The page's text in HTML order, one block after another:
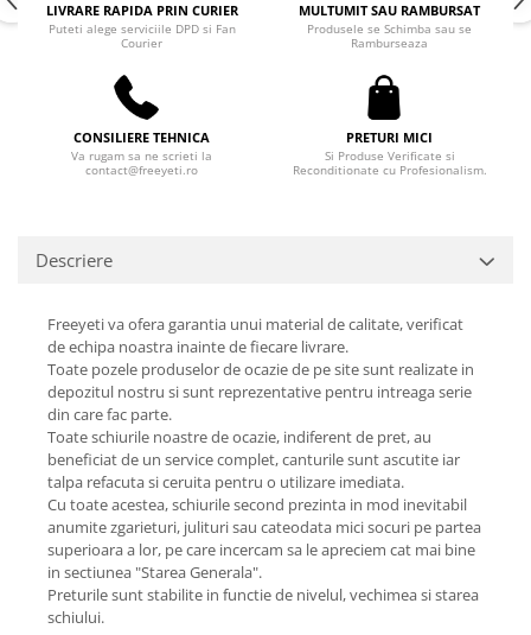
LIVRARE RAPIDA PRIN CURIER
Puteti alege serviciile DPD si Fan
Courier
MULTUMIT SAU RAMBURSAT
Produsele se Schimba sau se
Ramburseaza
CONSILIERE TEHNICA
Va rugam sa ne scrieti la
contact@freeyeti.ro
PRETURI MICI
Si Produse Verificate si
Reconditionate cu Profesionalism.
Descriere
Freeyeti va ofera garantia unui material de calitate, verificat
de echipa noastra inainte de fiecare livrare.
Toate pozele produselor de ocazie de pe site sunt realizate in
depozitul nostru si sunt reprezentative pentru intreaga serie
din care fac parte.
Toate schiurile noastre de ocazie, indiferent de pret, au
beneficiat de un service complet, canturile sunt ascutite iar
talpa refacuta si ceruita pentru o utilizare imediata.
Cu toate acestea, schiurile second prezinta in mod inevitabil
anumite zgarieturi, julituri sau cateodata mici socuri pe partea
superioara a lor, pe care incercam sa le apreciem cat mai bine
in sectiunea "Starea Generala".
Preturile sunt stabilite in functie de nivelul, vechimea si starea
schiului.